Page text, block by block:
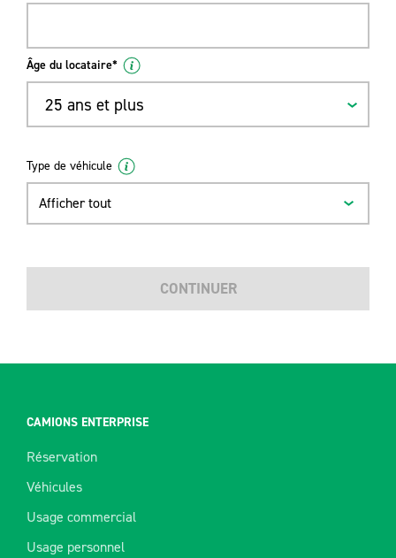
Âge du locataire*
25 ans et plus
Type de véhicule
Afficher tout
CONTINUER
CAMIONS ENTERPRISE
Réservation
Véhicules
Usage commercial
Usage personnel